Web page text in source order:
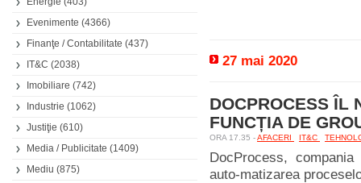
Evenimente (4366)
Finanţe / Contabilitate (437)
IT&C (2038)
Imobiliare (742)
Industrie (1062)
Justiţie (610)
Media / Publicitate (1409)
Mediu (875)
27 mai 2020
DOCPROCESS ÎL
FUNCȚIA DE
ORA 17.35 -AFACERI IT&C
DocProcess,
auto-matizarea